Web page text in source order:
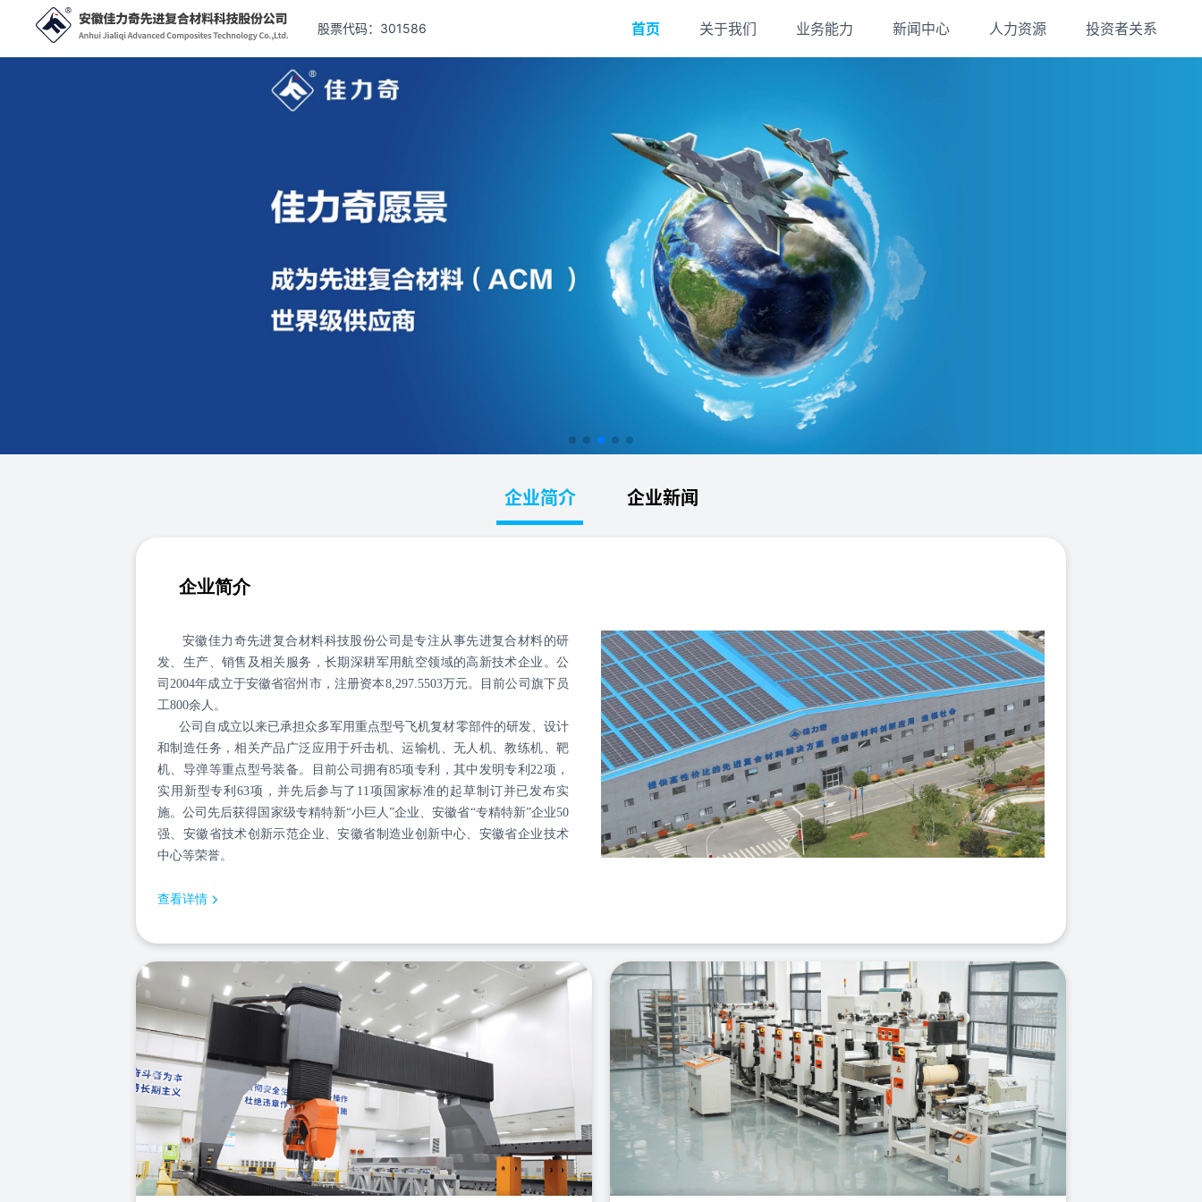
股票代码：301586 首页 关于我们 业务能力 新闻中心 人力资源 投资者关系
企业简介 企业新闻
企业简介
安徽佳力奇先进复合材料科技股份公司是专注从事先进复合材料的研
发、生产、销售及相关服务，长期深耕军用航空领域的高新技术企业。公
司2004年成立于安徽省宿州市，注册资本8,297.5503万元。目前公司旗下员
工800余人。
公司自成立以来已承担众多军用重点型号飞机复材零部件的研发、设计
和制造任务，相关产品广泛应用于歼击机、运输机、无人机、教练机、靶
机、导弹等重点型号装备。目前公司拥有85项专利，其中发明专利22项，
实用新型专利63项，并先后参与了11项国家标准的起草制订并已发布实
施。公司先后获得国家级专精特新“小巨人”企业、安徽省“专精特新”企业50
强、安徽省技术创新示范企业、安徽省制造业创新中心、安徽省企业技术
中心等荣誉。
查看详情